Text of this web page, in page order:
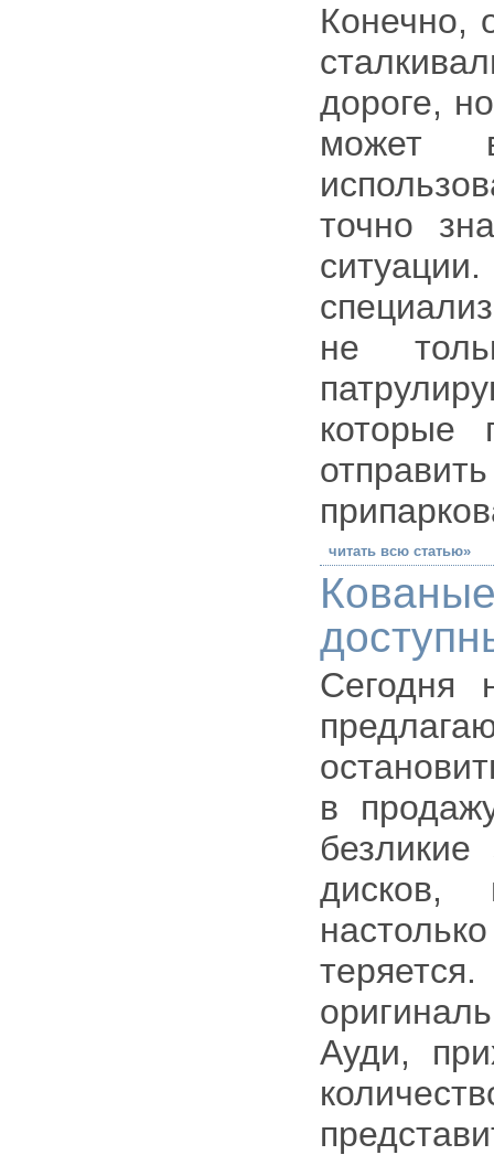
Конечно,
дороге,
может
точно
не
которые
читать всю статью»
Сегодня
в
дисков,
Ауди,